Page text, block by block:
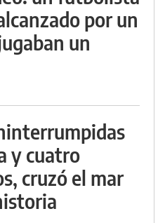
por un
un
y cuatro
cruzó el mar